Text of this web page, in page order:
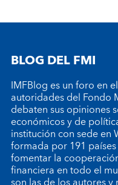
BLOG DEL FMI
IMFBlog es un foro en
autoridades del Fondo
debaten sus opiniones
económicos y de
institución con sede en
formada por 191
fomentar la
financiera en todo el